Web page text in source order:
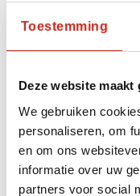
Toestemming
Deze website
We gebruiken
personaliseren, om
en om ons
informatie over uw
partners voor social
Verstuur